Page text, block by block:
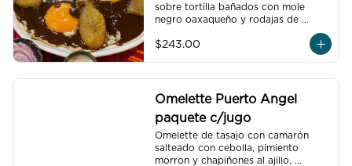
sobre tortilla bañados con mole
negro oaxaqueño y rodajas de
frijoles refritos preparados con hoja
café americano 300 ml orgánico de
pluma hidalgo, oaxaca, un pan dulce
$243.00
Omelette Puerto Angel
paquete c/jugo
Omelette de tasajo con camarón
salteado con cebolla, pimiento
morron y chapiñones al ajillo,